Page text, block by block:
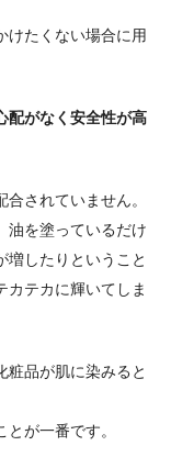
けたくない場合に用
配がなく安全性が高
されていません。
油を塗っているだけ
増したりということ
カテカに輝いてしま
粧品が肌に染みると
が一番です。